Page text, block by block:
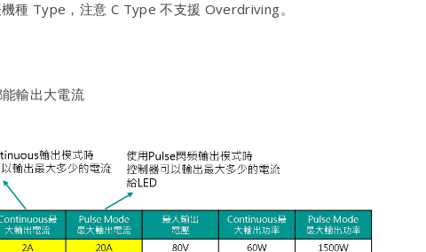
種 Type，注意 C Type 不支援 Overdriving。
輸出大電流